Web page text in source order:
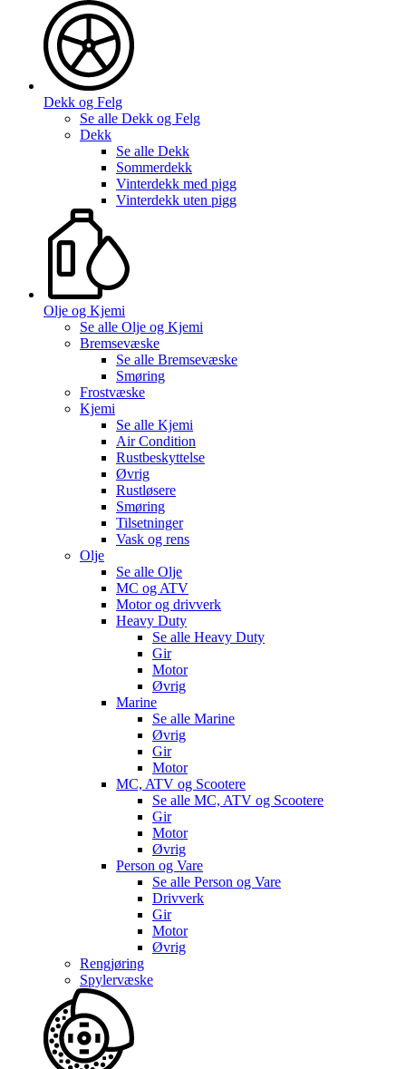
Dekk og Felg
Se alle Dekk og Felg
Dekk
Se alle Dekk
Sommerdekk
Vinterdekk med pigg
Vinterdekk uten pigg
Olje og Kjemi
Se alle Olje og Kjemi
Bremsevæske
Se alle Bremsevæske
Smøring
Frostvæske
Kjemi
Se alle Kjemi
Air Condition
Rustbeskyttelse
Øvrig
Rustløsere
Smøring
Tilsetninger
Vask og rens
Olje
Se alle Olje
MC og ATV
Motor og drivverk
Heavy Duty
Se alle Heavy Duty
Gir
Motor
Øvrig
Marine
Se alle Marine
Øvrig
Gir
Motor
MC, ATV og Scootere
Se alle MC, ATV og Scootere
Gir
Motor
Øvrig
Person og Vare
Se alle Person og Vare
Drivverk
Gir
Motor
Øvrig
Rengjøring
Spylervæske